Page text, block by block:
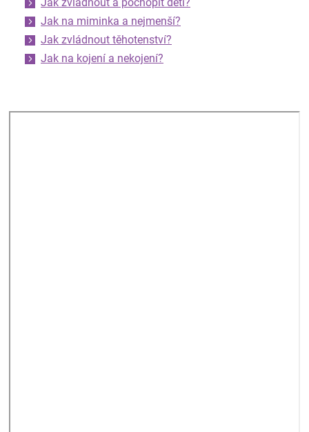
Jak na miminka a nejmenší?
Jak zvládnout těhotenství?
Jak na kojení a nekojení?